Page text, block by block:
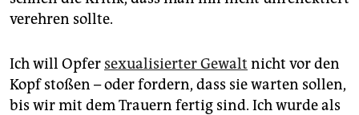
verehren sollte.
Ich will Opfer sexualisierter Gewalt nicht vor den
Kopf stoßen – oder fordern, dass sie warten sollen,
bis wir mit dem Trauern fertig sind. Ich wurde als